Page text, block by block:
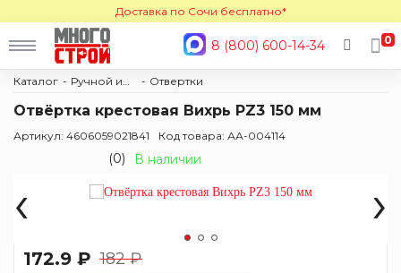
Доставка по Сочи бесплатно*
8 (800) 600-14-34 0
Каталог Отвертки
Отвёртка крестовая Вихрь PZ3 150 мм
Артикул: 4606059021841 Код товара: АА-004114
(0) В наличии
‹ ›
172.9 ₽ 182 ₽